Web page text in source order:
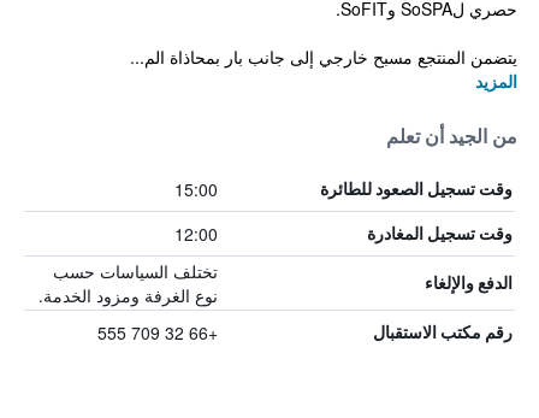
حصري لSoSPA وSoFIT.
يتضمن المنتجع مسبح خارجي إلى جانب بار بمحاذاة الم...
المزيد
من الجيد أن تعلم
وقت تسجيل الصعود للطائرة 15:00
وقت تسجيل المغادرة 12:00
الدفع والإلغاء
تختلف السياسات حسب
نوع الغرفة ومزود الخدمة.
رقم مكتب الاستقبال +66 32 709 555